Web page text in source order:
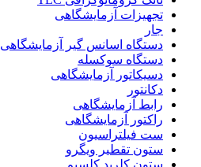
تجهیزات آزمایشگاهی
جار
دستگاه اسانس گیر آزمایشگاهی
دستگاه سوکسله
دسیکاتور آزمایشگاهی
دکانتور
رابط آزمایشگاهی
راکتور آزمایشگاهی
ست فیلتراسیون
ستون تقطیر ویگرو
ستون کلرید کلسیم